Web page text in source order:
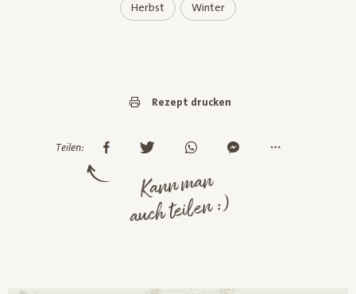
Herbst Winter
Rezept drucken
Teilen:
Kann man
auch teilen :)